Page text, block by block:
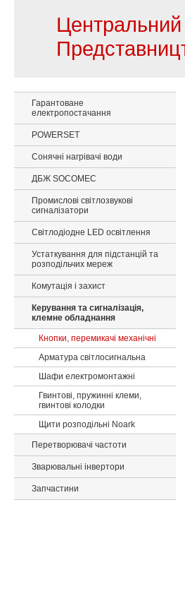
Центральний
Гарантоване
електропостачання
POWERSET
Сонячні нагрівачі води
ДБЖ SOCOMEC
Промислові світлозвукові
сигналізатори
Світлодіодне LED освітлення
Устаткування для підстанцій та
розподільчих мереж
Комутація і захист
Керування та сигналізація,
клемне обладнання
Кнопки, перемикачі механічні
Арматура світлосигнальна
Шафи електромонтажні
Гвинтові, пружинні клеми,
гвинтові колодки
Щити розподільні Noark
Перетворювачі частоти
Зварювальні інвертори
Запчастини